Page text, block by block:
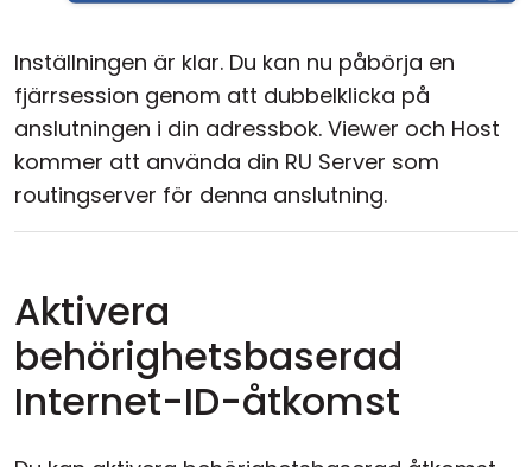
Inställningen är klar. Du kan nu påbörja en
fjärrsession genom att dubbelklicka på
anslutningen i din adressbok. Viewer och Host
kommer att använda din RU Server som
routingserver för denna anslutning.
Aktivera
behörighetsbaserad
Internet-ID-åtkomst